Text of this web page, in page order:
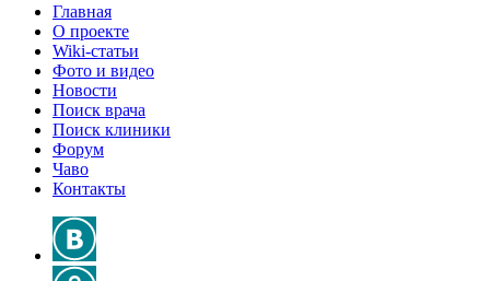
Главная
О проекте
Wiki-статьи
Фото и видео
Новости
Поиск врача
Поиск клиники
Форум
Чаво
Контакты